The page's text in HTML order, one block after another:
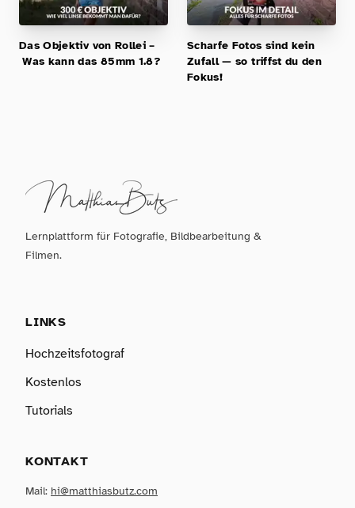
Das Objektiv von Rollei –
Was kann das 85mm 1.8?
Scharfe Fotos sind kein
Zufall — so triffst du den
Fokus!
Lernplattform für Fotografie, Bildbearbeitung &
Filmen.
LINKS
Hochzeitsfotograf
Kostenlos
Tutorials
KONTAKT
Mail: hi@matthiasbutz.com